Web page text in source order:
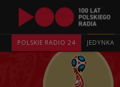
POLSKIE RADIO 24 JEDYNKA